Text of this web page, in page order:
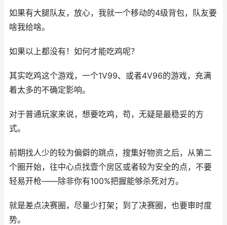
如果有大腿队友，放心，我就一个移动的4级背包，队友要
啥我给啥。
如果以上都没有！如何才能吃鸡呢？
其实吃鸡这个游戏，一个1V99、或者4V96的游戏，充满
着太多的不确定影响。
对于普通玩家来说，想要吃鸡，苟，无疑是最稳妥的方
式。
前期找人少的较为偏僻的跳点，搜集好物资之后，从第二
个圈开始，往中心点找壹个房区或者较为安全的点，不要
轻易开枪——除非你有100%把握能够杀死对方。
就是差点决赛圈，尽量少打架；到了决赛圈，也要审时度
势。